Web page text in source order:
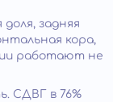
задняя
кора,
работают не
СДВГ в 76%